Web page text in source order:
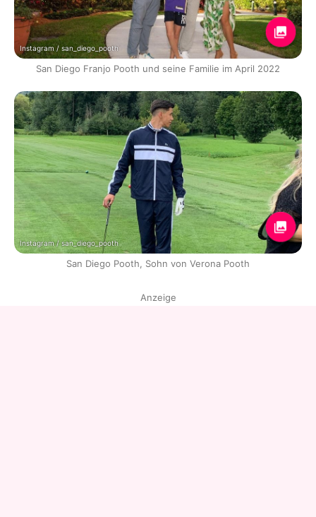
Instagram / san_diego_pooth
San Diego Franjo Pooth und seine Familie im April 2022
Instagram / san_diego_pooth
San Diego Pooth, Sohn von Verona Pooth
Anzeige